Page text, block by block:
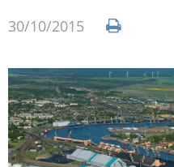
30/10/2015